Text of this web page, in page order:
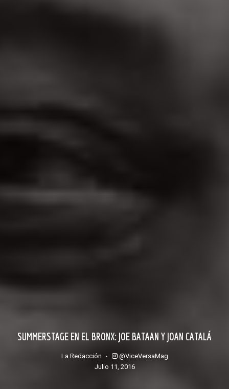
SUMMERSTAGE EN EL BRONX: JOE BATAAN Y JOAN CATALÁ
La Redacción
@ViceVersaMag
julio 11, 2016